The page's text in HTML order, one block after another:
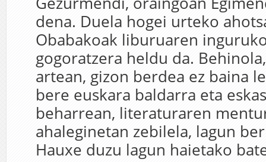
dena. Duela hogei urteko
Obabakoak liburuaren
gogoratzera heldu da.
artean, gizon berdea ez baina
bere euskara baldarra eta
beharrean, literaturaren
ahaleginetan zebilela, lagun
Hauxe duzu lagun haietako